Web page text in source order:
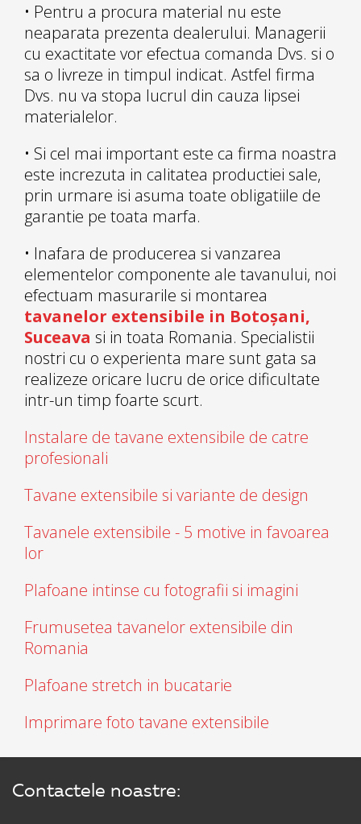
• Pentru a procura material nu este
neaparata prezenta dealerului. Managerii
cu exactitate vor efectua comanda Dvs. si o
sa o livreze in timpul indicat. Astfel firma
Dvs. nu va stopa lucrul din cauza lipsei
materialelor.
• Si cel mai important este ca firma noastra
este increzuta in calitatea productiei sale,
prin urmare isi asuma toate obligatiile de
garantie pe toata marfa.
• Inafara de producerea si vanzarea
elementelor componente ale tavanului, noi
efectuam masurarile si montarea
tavanelor extensibile in Botoșani,
Suceava si in toata Romania. Specialistii
nostri cu o experienta mare sunt gata sa
realizeze oricare lucru de orice dificultate
intr-un timp foarte scurt.
Instalare de tavane extensibile de catre
profesionali
Tavane extensibile si variante de design
Tavanele extensibile - 5 motive in favoarea
lor
Plafoane intinse cu fotografii si imagini
Frumusetea tavanelor extensibile din
Romania
Plafoane stretch in bucatarie
Imprimare foto tavane extensibile
Contactele noastre: